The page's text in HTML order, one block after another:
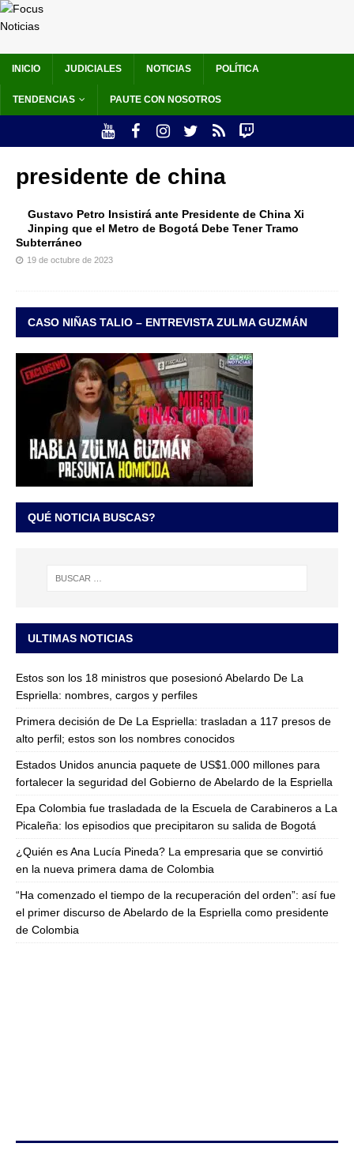
INICIO JUDICIALES NOTICIAS POLÍTICA
TENDENCIAS PAUTE CON NOSOTROS
presidente de china
Gustavo Petro Insistirá ante Presidente de China Xi
Jinping que el Metro de Bogotá Debe Tener Tramo
Subterráneo
19 de octubre de 2023
CASO NIÑAS TALIO – ENTREVISTA ZULMA GUZMÁN
QUÉ NOTICIA BUSCAS?
ULTIMAS NOTICIAS
Estos son los 18 ministros que posesionó Abelardo De La
Espriella: nombres, cargos y perfiles
Primera decisión de De La Espriella: trasladan a 117 presos de
alto perfil; estos son los nombres conocidos
Estados Unidos anuncia paquete de US$1.000 millones para
fortalecer la seguridad del Gobierno de Abelardo de la Espriella
Epa Colombia fue trasladada de la Escuela de Carabineros a La
Picaleña: los episodios que precipitaron su salida de Bogotá
¿Quién es Ana Lucía Pineda? La empresaria que se convirtió
en la nueva primera dama de Colombia
“Ha comenzado el tiempo de la recuperación del orden”: así fue
el primer discurso de Abelardo de la Espriella como presidente
de Colombia